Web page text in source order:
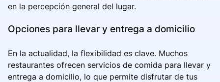
en la percepción general del lugar.
Opciones para llevar y entrega a domicilio
En la actualidad, la flexibilidad es clave. Muchos
restaurantes ofrecen servicios de comida para llevar y
entrega a domicilio, lo que permite disfrutar de tus